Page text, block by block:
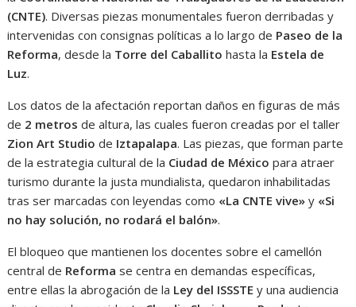
(CNTE). Diversas piezas monumentales fueron derribadas y
intervenidas con consignas políticas a lo largo de Paseo de la
Reforma, desde la Torre del Caballito hasta la Estela de
Luz.
Los datos de la afectación reportan daños en figuras de más
de 2 metros de altura, las cuales fueron creadas por el taller
Zion Art Studio de Iztapalapa. Las piezas, que forman parte
de la estrategia cultural de la Ciudad de México para atraer
turismo durante la justa mundialista, quedaron inhabilitadas
tras ser marcadas con leyendas como «La CNTE vive» y «Si
no hay solución, no rodará el balón».
El bloqueo que mantienen los docentes sobre el camellón
central de Reforma se centra en demandas específicas,
entre ellas la abrogación de la Ley del ISSSTE y una audiencia